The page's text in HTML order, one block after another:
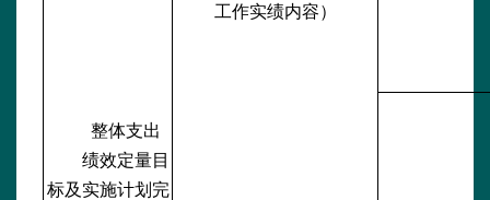
整体支出
绩效定量目
标及实施计划完
工作实绩内容）